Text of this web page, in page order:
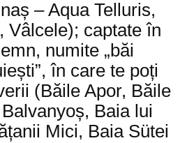
– Aqua Telluris,
Vâlcele); captate în
numite „băi
în care te poți
(Băile Apor, Băile
Baia lui
Mici, Baia Sütei